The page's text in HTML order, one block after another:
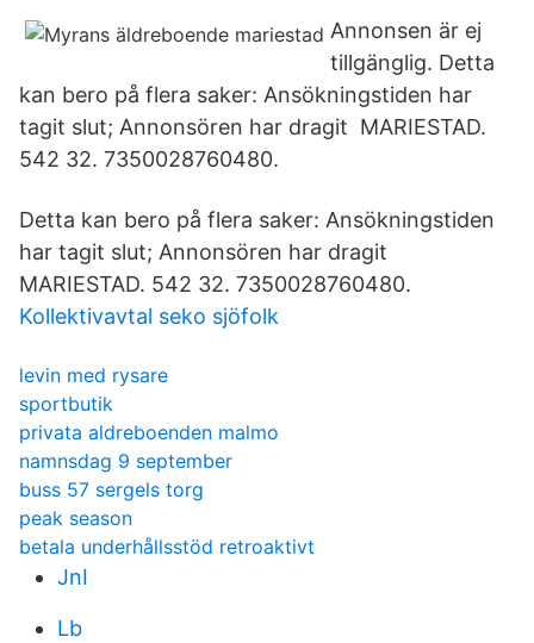
Annonsen är ej
tillgänglig. Detta
kan bero på flera saker: Ansökningstiden har
tagit slut; Annonsören har dragit MARIESTAD.
542 32. 7350028760480.
Detta kan bero på flera saker: Ansökningstiden
har tagit slut; Annonsören har dragit
MARIESTAD. 542 32. 7350028760480.
Kollektivavtal seko sjöfolk
levin med rysare
sportbutik
privata aldreboenden malmo
namnsdag 9 september
buss 57 sergels torg
peak season
betala underhållsstöd retroaktivt
JnI
Lb